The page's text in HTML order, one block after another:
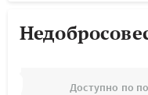
Доступно по